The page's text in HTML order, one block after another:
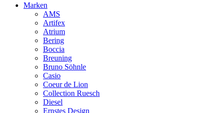
Marken
AMS
Artifex
Atrium
Bering
Boccia
Breuning
Bruno Söhnle
Casio
Coeur de Lion
Collection Ruesch
Diesel
Ernstes Design